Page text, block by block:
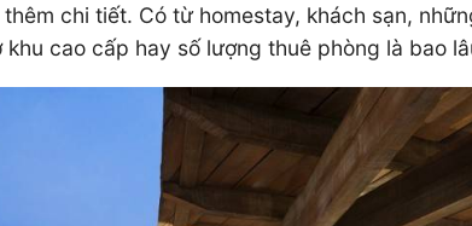
chi tiết. Có từ homestay, khách sạn,
cao cấp hay số lượng thuê phòng là bao